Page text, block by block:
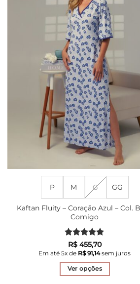
P M G GG
Kaftan Fluity – Coração Azul – Col.
Comigo
Avaliação5
de 5
R$455,70
Em até5x de R$91,14sem juros
Ver opções